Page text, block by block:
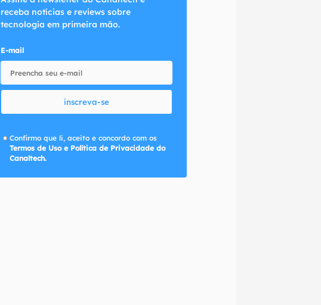
receba notícias e reviews sobre
tecnologia em primeira mão.
E-mail
inscreva-se
Confirmo que li, aceito e concordo com os
Termos de Uso e Política de Privacidade do
Canaltech.